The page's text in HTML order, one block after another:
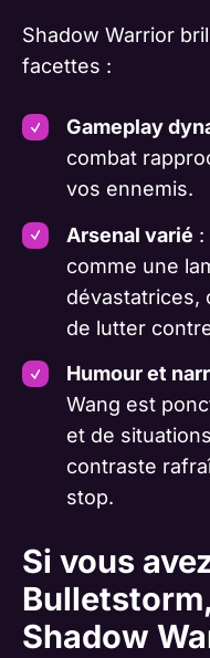
Shadow Warrior
facettes :
Gameplay
combat
vos ennemis.
Arsenal varié :
comme une
dévastatrices,
de lutter
Humour et
Wang est
et de
contraste
stop.
Si vous
Shadow